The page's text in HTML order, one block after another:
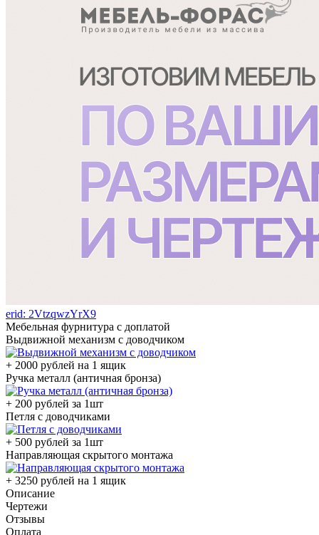
erid: 2VtzqwzYrX9
Мебельная фурнитура с доплатой
Выдвижной механизм с доводчиком
+ 2000 рублей на 1 ящик
Ручка металл (античная бронза)
+ 200 рублей за 1шт
Петля с доводчиками
+ 500 рублей за 1шт
Направляющая скрытого монтажа
+ 3250 рублей на 1 ящик
Описание
Чертежи
Отзывы
Оплата